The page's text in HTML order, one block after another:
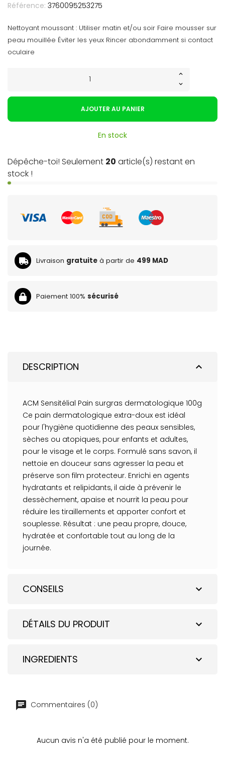
Référence: 3760095253275
Nettoyant moussant : Utiliser matin et/ou soir Faire mousser sur
peau mouillée Éviter les yeux Rincer abondamment si contact
oculaire
AJOUTER AU PANIER
En stock
Dépêche-toi! Seulement 20 article(s) restant en
stock !
Livraison gratuite à partir de 499 MAD
Paiement 100% sécurisé
expand_less
DESCRIPTION
ACM Sensitélial Pain surgras dermatologique 100g
Ce pain dermatologique extra-doux est idéal
pour l'hygiène quotidienne des peaux sensibles,
sèches ou atopiques, pour enfants et adultes,
pour le visage et le corps. Formulé sans savon, il
nettoie en douceur sans agresser la peau et
préserve son film protecteur. Enrichi en agents
hydratants et relipidants, il aide à prévenir le
dessèchement, apaise et nourrit la peau pour
réduire les tiraillements et apporter confort et
souplesse. Résultat : une peau propre, douce,
hydratée et confortable tout au long de la
journée.
expand_more
CONSEILS
expand_more
DÉTAILS DU PRODUIT
expand_more
INGREDIENTS
Commentaires (0)
Aucun avis n'a été publié pour le moment.